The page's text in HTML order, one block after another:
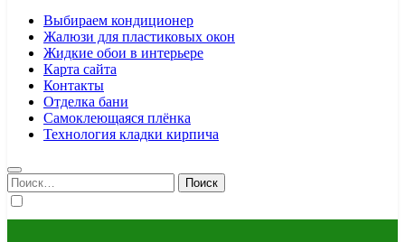
Выбираем кондиционер
Жалюзи для пластиковых окон
Жидкие обои в интерьере
Карта сайта
Контакты
Отделка бани
Самоклеющаяся плёнка
Технология кладки кирпича
Найти: